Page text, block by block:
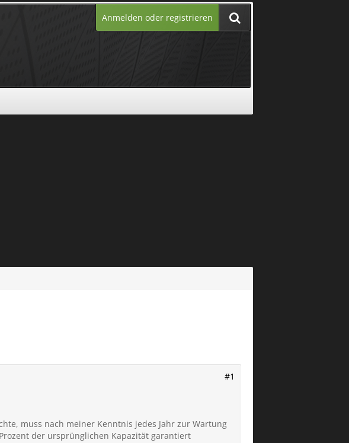
Anmelden oder registrieren
#1
muss nach meiner Kenntnis jedes Jahr zur Wartung
der ursprünglichen Kapazität garantiert